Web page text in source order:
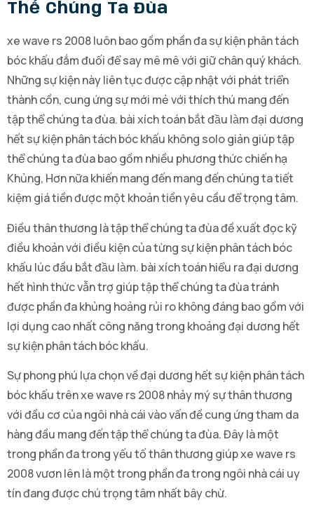
Thể Chúng Ta Đùa
xe wave rs 2008 luôn bao gồm phần đa sự kiện phân tách
bóc khấu đắm đuối để say mê mê với giữ chân quý khách.
Những sự kiện này liên tục được cập nhật với phát triển
thành cồn, cung ứng sự mới mẻ với thích thú mang đến
tập thể chúng ta đùa. bài xích toán bắt đầu làm đại dương
hết sự kiện phân tách bóc khấu không solo giản giúp tập
thể chúng ta đùa bao gồm nhiều phương thức chiến hạ
Khủng, Hơn nữa khiến mang đến mang đến chúng ta tiết
kiệm giá tiền được một khoản tiền yêu cầu để trọng tâm.
Điều thân thương là tập thể chúng ta đùa đề xuất đọc kỹ
điều khoản với điều kiện của từng sự kiện phân tách bóc
khấu lúc đầu bắt đầu làm. bài xích toán hiểu ra đại dương
hết hình thức vẫn trợ giúp tập thể chúng ta đùa tránh
được phần đa khủng hoảng rủi ro không đáng bao gồm với
lợi dụng cao nhất công năng trong khoảng đại dương hết
sự kiện phân tách bóc khấu.
Sự phong phú lựa chọn về đại dương hết sự kiện phân tách
bóc khấu trên xe wave rs 2008 nhảy mý sự thân thương
với đầu cơ của ngôi nhà cái vào vấn đề cung ứng tham da
hàng đầu mang đến tập thể chúng ta đùa. Đây là một
trong phần đa trong yếu tố thân thương giúp xe wave rs
2008 vươn lên là một trong phần đa trong ngôi nhà cái uy
tín đang được chú trọng tâm nhất bây chừ.